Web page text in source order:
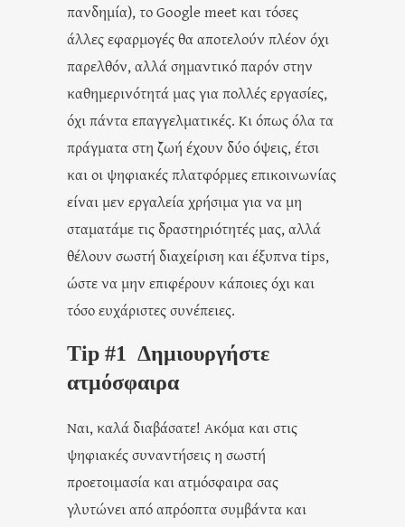
πανδημία), το Google meet και τόσες
άλλες εφαρμογές θα αποτελούν πλέον όχι
παρελθόν, αλλά σημαντικό παρόν στην
καθημερινότητά μας για πολλές εργασίες,
όχι πάντα επαγγελματικές. Κι όπως όλα τα
πράγματα στη ζωή έχουν δύο όψεις, έτσι
και οι ψηφιακές πλατφόρμες επικοινωνίας
είναι μεν εργαλεία χρήσιμα για να μη
σταματάμε τις δραστηριότητές μας, αλλά
θέλουν σωστή διαχείριση και έξυπνα tips,
ώστε να μην επιφέρουν κάποιες όχι και
τόσο ευχάριστες συνέπειες.
Tip #1 Δημιουργήστε
ατμόσφαιρα
Ναι, καλά διαβάσατε! Ακόμα και στις
ψηφιακές συναντήσεις η σωστή
προετοιμασία και ατμόσφαιρα σας
γλυτώνει από απρόοπτα συμβάντα και